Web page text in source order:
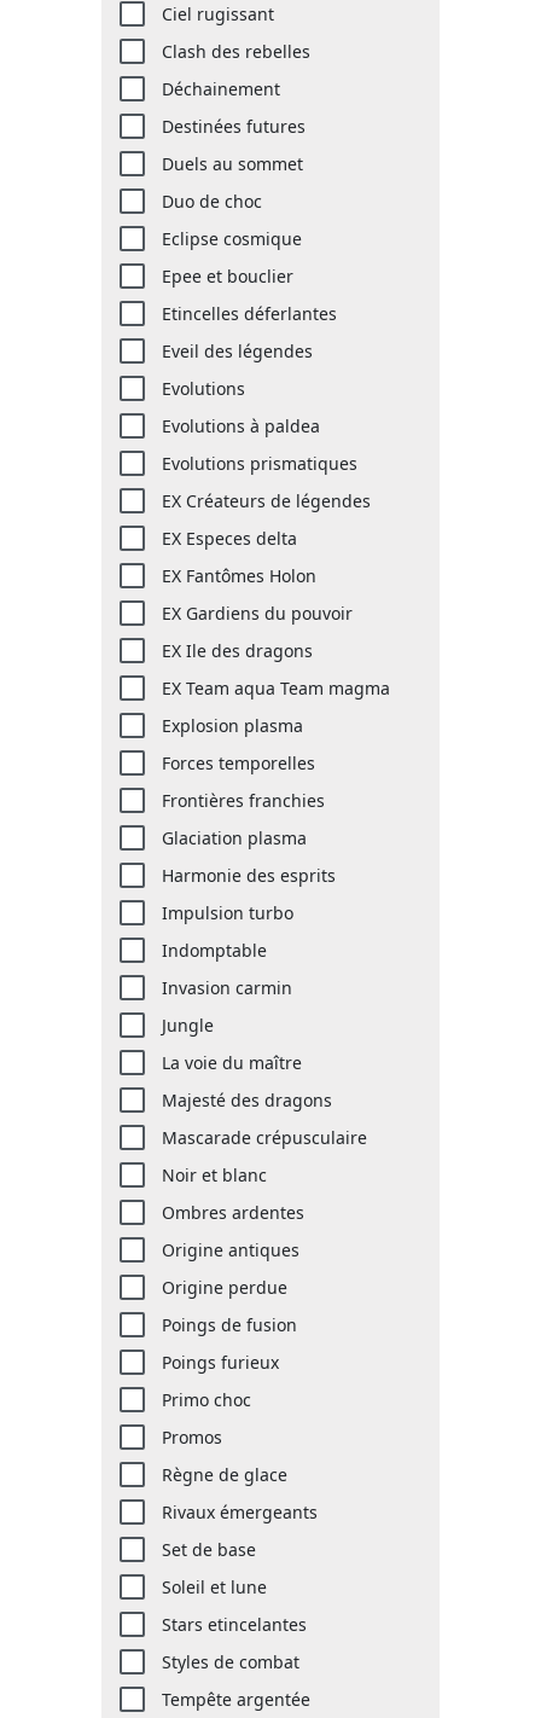
Ciel rugissant
Clash des rebelles
Déchainement
Destinées futures
Duels au sommet
Duo de choc
Eclipse cosmique
Epee et bouclier
Etincelles déferlantes
Eveil des légendes
Evolutions
Evolutions à paldea
Evolutions prismatiques
EX Créateurs de légendes
EX Especes delta
EX Fantômes Holon
EX Gardiens du pouvoir
EX Ile des dragons
EX Team aqua Team magma
Explosion plasma
Forces temporelles
Frontières franchies
Glaciation plasma
Harmonie des esprits
Impulsion turbo
Indomptable
Invasion carmin
Jungle
La voie du maître
Majesté des dragons
Mascarade crépusculaire
Noir et blanc
Ombres ardentes
Origine antiques
Origine perdue
Poings de fusion
Poings furieux
Primo choc
Promos
Règne de glace
Rivaux émergeants
Set de base
Soleil et lune
Stars etincelantes
Styles de combat
Tempête argentée